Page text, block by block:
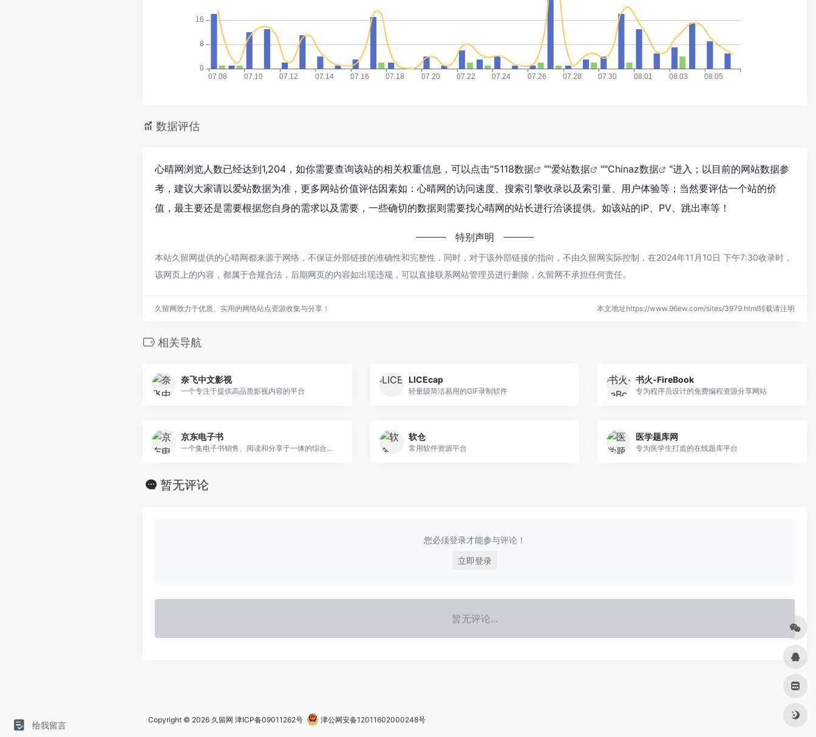
给我留言
数据评估
心晴网浏览人数已经达到1,204，如你需要查询该站的相关权重信息，可以点击"5118数据 ""爱站数据 ""Chinaz数据
"进入；以目前的网站数据参
考，建议大家请以爱站数据为准，更多网站价值评估因素如：心晴网的访问速度、搜索引擎收录以及索引量、用户体验等；当然要评估一个站的价
值，最主要还是需要根据您自身的需求以及需要，一些确切的数据则需要找心晴网的站长进行洽谈提供。如该站的IP、PV、跳出率等！
特别声明
本站久留网提供的心晴网都来源于网络，不保证外部链接的准确性和完整性，同时，对于该外部链接的指向，不由久留网实际控制，在2024年11月10日 下午7:30收录时，
该网页上的内容，都属于合规合法，后期网页的内容如出现违规，可以直接联系网站管理员进行删除，久留网不承担任何责任。
久留网致力于优质、实用的网络站点资源收集与分享！ 本文地址https://www.96ew.com/sites/3979.html转载请注明
相关导航
奈飞中文影视
一个专注于提供高品质影视内容的平台
LICEcap
轻量级简洁易用的GIF录制软件
书火-FireBook
专为程序员设计的免费编程资源分享网站
京东电子书
一个集电子书销售、阅读和分享于一体的综合性数字阅读平台
软仓
常用软件资源平台
医学题库网
专为医学生打造的在线题库平台
暂无评论
您必须登录才能参与评论！
立即登录
暂无评论...
Copyright © 2026 久留网 津ICP备09011262号 津公网安备12011602000248号